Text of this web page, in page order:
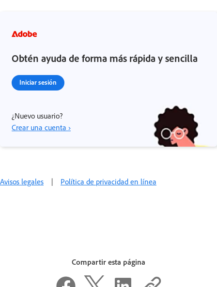
Obtén ayuda de forma más rápida y sencilla
Iniciar sesión
¿Nuevo usuario?
Crear una cuenta ›
Avisos legales | Política de privacidad en línea
Compartir esta página